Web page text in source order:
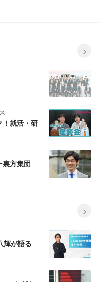
！就活・研
裏方集団
輝が語る